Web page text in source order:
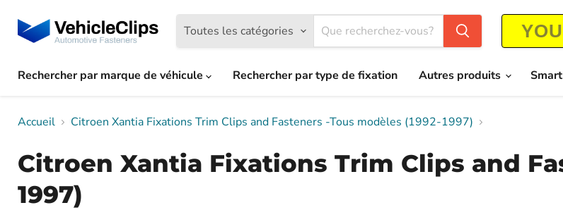
Toutes les catégories
Rechercher par marque de véhicule Rechercher par type de fixation Autres produits
Accueil Citroen Xantia Fixations Trim Clips and Fasteners -Tous modèles (1992-1997)
Citroen Xantia Fixations Trim Clips and
1997)